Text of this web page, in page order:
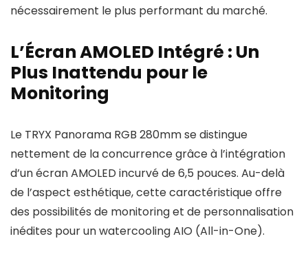
nécessairement le plus performant du marché.
L’Écran AMOLED Intégré : Un
Plus Inattendu pour le
Monitoring
Le TRYX Panorama RGB 280mm se distingue
nettement de la concurrence grâce à l’intégration
d’un écran AMOLED incurvé de 6,5 pouces. Au-delà
de l’aspect esthétique, cette caractéristique offre
des possibilités de monitoring et de personnalisation
inédites pour un watercooling AIO (All-in-One).